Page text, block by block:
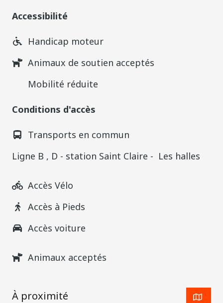
Accessibilité
Handicap moteur
Animaux de soutien acceptés
Mobilité réduite
Conditions d'accès
Transports en commun
Ligne B , D - station Saint Claire - Les halles
Accès Vélo
Accès à Pieds
Accès voiture
Animaux acceptés
À proximité